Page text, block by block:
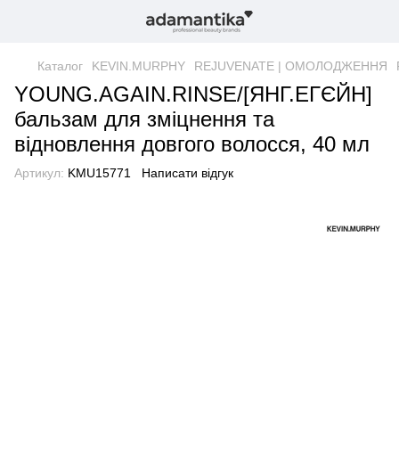
Каталог KEVIN.MURPHY REJUVENATE | ОМОЛОДЖЕННЯ
YOUNG.AGAIN.RINSE/[ЯНГ.ЕГЄЙН]
бальзам для зміцнення та
відновлення довгого волосся, 40 мл
Артикул: KMU15771 Написати відгук